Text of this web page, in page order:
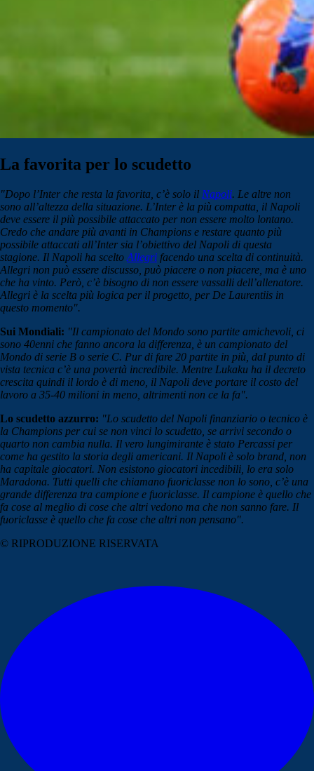
La favorita per lo scudetto
"Dopo l’Inter che resta la favorita, c’è solo il Napoli. Le altre non
sono all’altezza della situazione. L’Inter è la più compatta, il Napoli
deve essere il più possibile attaccato per non essere molto lontano.
Credo che andare più avanti in Champions e restare quanto più
possibile attaccati all’Inter sia l’obiettivo del Napoli di questa
stagione. Il Napoli ha scelto Allegri facendo una scelta di continuità.
Allegri non può essere discusso, può piacere o non piacere, ma è uno
che ha vinto. Però, c’è bisogno di non essere vassalli dell’allenatore.
Allegri è la scelta più logica per il progetto, per De Laurentiis in
questo momento".
Sui Mondiali: "Il campionato del Mondo sono partite amichevoli, ci
sono 40enni che fanno ancora la differenza, è un campionato del
Mondo di serie B o serie C. Pur di fare 20 partite in più, dal punto di
vista tecnica c’è una povertà incredibile. Mentre Lukaku ha il decreto
crescita quindi il lordo è di meno, il Napoli deve portare il costo del
lavoro a 35-40 milioni in meno, altrimenti non ce la fa".
Lo scudetto azzurro: "Lo scudetto del Napoli finanziario o tecnico è
la Champions per cui se non vinci lo scudetto, se arrivi secondo o
quarto non cambia nulla. Il vero lungimirante è stato Percassi per
come ha gestito la storia degli americani. Il Napoli è solo brand, non
ha capitale giocatori. Non esistono giocatori incedibili, lo era solo
Maradona. Tutti quelli che chiamano fuoriclasse non lo sono, c’è una
grande differenza tra campione e fuoriclasse. Il campione è quello che
fa cose al meglio di cose che altri vedono ma che non sanno fare. Il
fuoriclasse è quello che fa cose che altri non pensano".
© RIPRODUZIONE RISERVATA